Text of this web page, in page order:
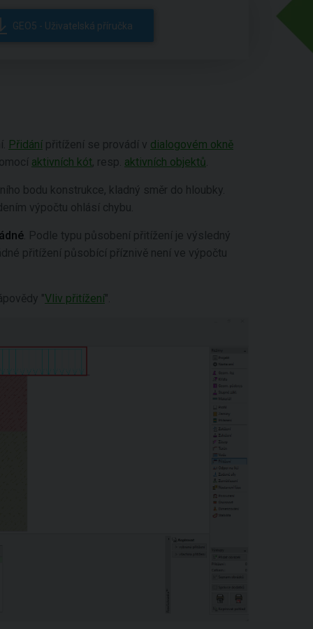
GEO5 - Uživatelská příručka
Přidání přitížení se provádí v dialogovém okně
aktivních kót, resp. aktivních objektů
bodu konstrukce, kladný směr do hloubky.
výpočtu ohlásí chybu.
. Podle typu působení přitížení je výsledný
přitížení působící příznivě není ve výpočtu
"Vliv přitížení".